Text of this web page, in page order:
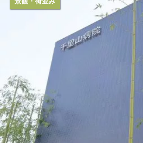
景観・街並み